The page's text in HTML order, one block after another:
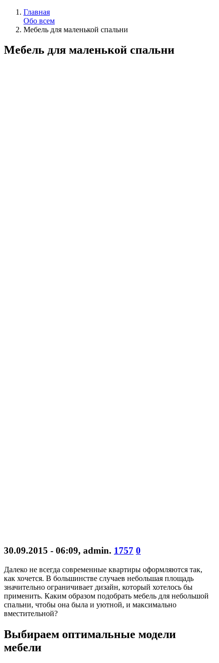
Главная
Обо всем
Мебель для маленькой спальни
Мебель для маленькой спальни
30.09.2015 - 06:09, admin. 1757 0
Далеко не всегда современные квартиры оформляются так,
как хочется. В большинстве случаев небольшая площадь
значительно ограничивает дизайн, который хотелось бы
применить. Каким образом подобрать мебель для небольшой
спальни, чтобы она была и уютной, и максимально
вместительной?
Выбираем оптимальные модели
мебели